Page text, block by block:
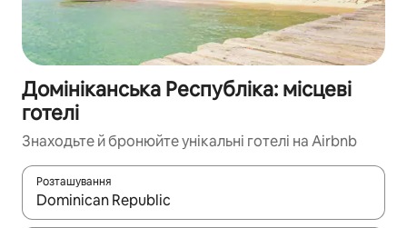
Домініканська Республіка: місцеві
готелі
Знаходьте й бронюйте унікальні готелі на Airbnb
Розташування
Отримавши результати пошуку, використовуйте для